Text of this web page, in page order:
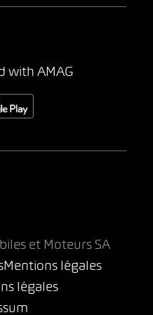
with AMAG
et Moteurs SA
Mentions légales
légales